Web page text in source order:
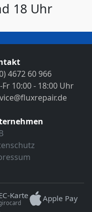
18 Uhr
4672 60 966
10:00 - 18:00 Uhr
Karte
Apple Pay